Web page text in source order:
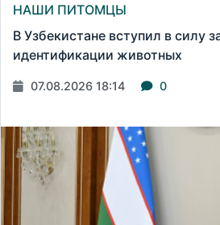
НАШИ ПИТОМЦЫ
В Узбекистане вступил в силу
идентификации животных
07.08.2026 18:14 0